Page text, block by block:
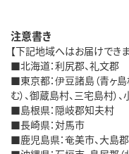
注意書き
【下記地域へはお届けできま
■北海道：利尻郡、礼文郡
■東京都：伊豆諸島（青ヶ島
む）、御蔵島村、三宅島村）
■島根県：隠岐郡知夫村
■長崎県：対馬市
■鹿児島県：奄美市、大島